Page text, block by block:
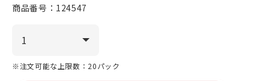
商品番号： 124547
※注文可能な上限数：20パック